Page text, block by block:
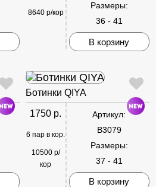
8640 р/кор
Размеры:
36 - 41
В корзину
Ботинки QIYA
1750 р.
6 пар в кор.
10500 р/
кор
Артикул:
B3079
Размеры:
37 - 41
В корзину